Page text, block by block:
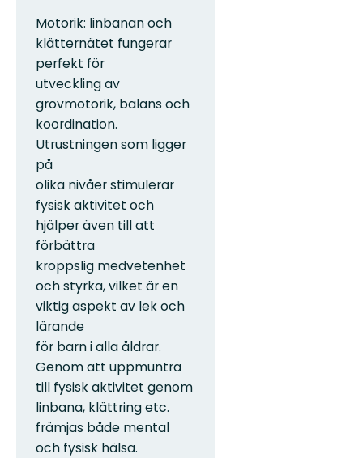
Motorik: linbanan och
klätternätet fungerar
perfekt för
utveckling av
grovmotorik, balans och
koordination.
Utrustningen som ligger
på
olika nivåer stimulerar
fysisk aktivitet och
hjälper även till att
förbättra
kroppslig medvetenhet
och styrka, vilket är en
viktig aspekt av lek och
lärande
för barn i alla åldrar.
Genom att uppmuntra
till fysisk aktivitet genom
linbana, klättring etc.
främjas både mental
och fysisk hälsa.